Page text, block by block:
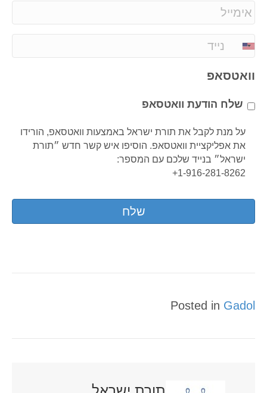
וואטסאפ
שלח הודעת וואטסאפ
על מנת לקבל את תורת ישראל באמצעות וואטסאפ, הורידו
את אפליקציית וואטסאפ. הוסיפו איש קשר חדש ״תורת
ישראל״ בנייד שלכם עם המספר:
1-916-281-8262+
Posted in Gadol